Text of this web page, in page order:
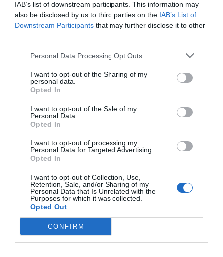
IAB’s list of downstream participants. This information may
also be disclosed by us to third parties on the IAB’s List of
Downstream Participants that may further disclose it to other
Personal Data Processing Opt Outs
I want to opt-out of the Sharing of my
personal data.
Opted In
I want to opt-out of the Sale of my
Personal Data.
Opted In
I want to opt-out of processing my
Personal Data for Targeted Advertising.
Opted In
I want to opt-out of Collection, Use,
Retention, Sale, and/or Sharing of my
Personal Data that Is Unrelated with the
Purposes for which it was collected.
Opted Out
CONFIRM
δεν είναι μόνο
μία.
τσατίζεστε με
την κάθε
Είστε δεν είστε
συγχρονισμένοι
με τα θέλω σας
μπορείτε να
αποφασίσετε τι
θέλετε.
πολύ
να κάνετε καλή
μέρες που
έρχονται!
ΥΔΡΟΧΟΟΣ